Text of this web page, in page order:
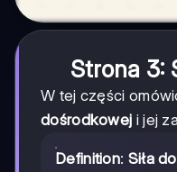
Strona 3:
W tej części
dośrodkowej i jej
Definition: Siła